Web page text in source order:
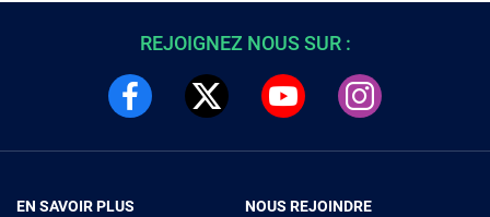
REJOIGNEZ NOUS SUR :
EN SAVOIR PLUS
NOUS REJOINDRE